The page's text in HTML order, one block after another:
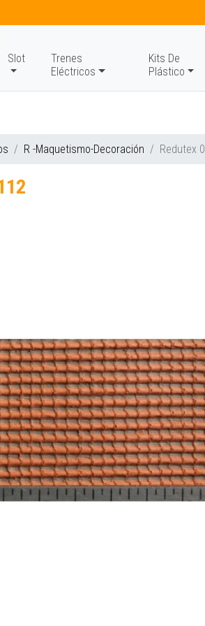
Slot
Trenes
Eléctricos
Kits De
Plástico
R -Maquetismo-Decoración Redutex